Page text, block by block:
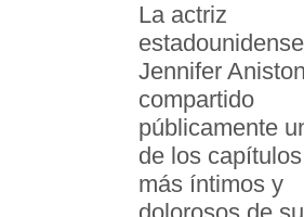
La actriz
estadounidense
Jennifer
compartido
públicamente
de los capítulos
más íntimos y